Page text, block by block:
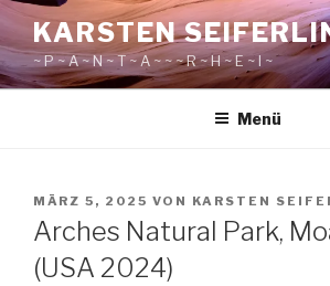
Zum
Inhalt
springen
KARSTEN
~ P ~ A ~ N ~ T ~ A ~ ~ ~ R ~ H ~ E ~ I ~
Menü
VERÖFFENTLICHT
AM
MÄRZ 5, 2025 VON KARSTEN
Arches Natural Park,
(USA 2024)